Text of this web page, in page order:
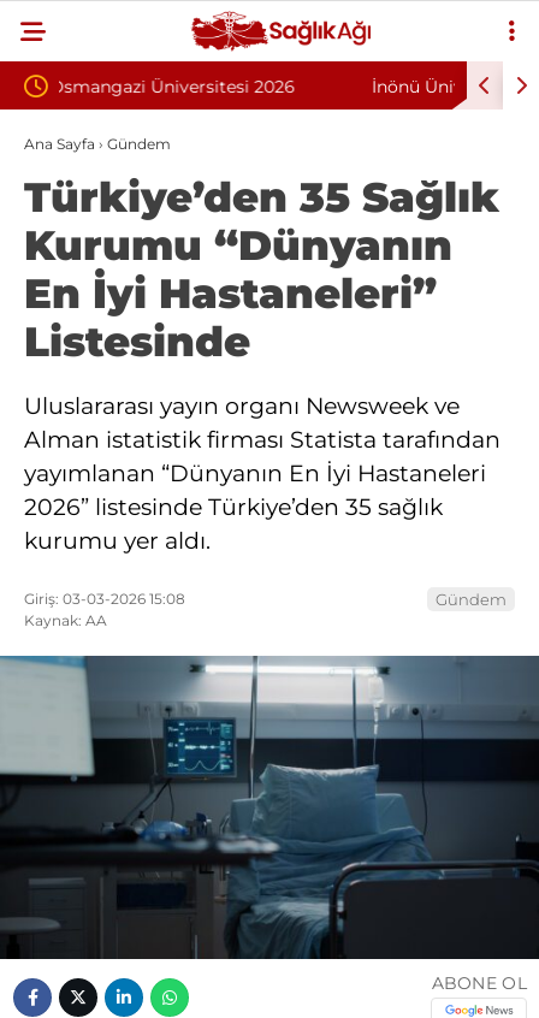
İnönü Üniversitesi 131 Sözleşmeli Personel
Alımı İlanı
Ana Sayfa › Gündem
Türkiye’den 35 Sağlık
Kurumu “Dünyanın
En İyi Hastaneleri”
Listesinde
Uluslararası yayın organı Newsweek ve
Alman istatistik firması Statista tarafından
yayımlanan “Dünyanın En İyi Hastaneleri
2026” listesinde Türkiye’den 35 sağlık
kurumu yer aldı.
Giriş: 03-03-2026 15:08
Kaynak: AA
Gündem
ABONE OL